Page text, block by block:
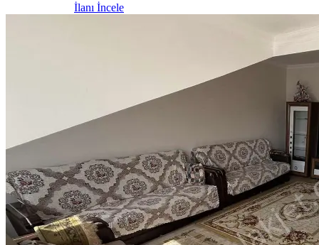
İlanı İncele